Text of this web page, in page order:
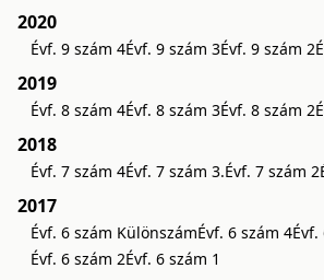
2020
Évf. 9 szám 4Évf. 9 szám 3Évf. 9 szám 2
2019
Évf. 8 szám 4Évf. 8 szám 3Évf. 8 szám 2
2018
Évf. 7 szám 4Évf. 7 szám 3.Évf. 7 szám 2
2017
Évf. 6 szám KülönszámÉvf. 6 szám 4Évf.
Évf. 6 szám 2Évf. 6 szám 1